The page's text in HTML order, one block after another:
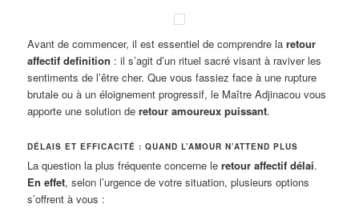
Avant de commencer, il est essentiel de comprendre laretour
affectif definition : il s’agit d’un rituel sacré visant à raviver les
sentiments de l’être cher. Que vous fassiez face à une rupture
brutale ou à un éloignement progressif, le Maître Adjinacou vous
apporte une solution deretour amoureux puissant.
DÉLAIS ET EFFICACITÉ : QUAND L’AMOUR N’ATTEND PLUS
La question la plus fréquente concerne leretour affectif délai.
En effet, selon l’urgence de votre situation, plusieurs options
s’offrent à vous :